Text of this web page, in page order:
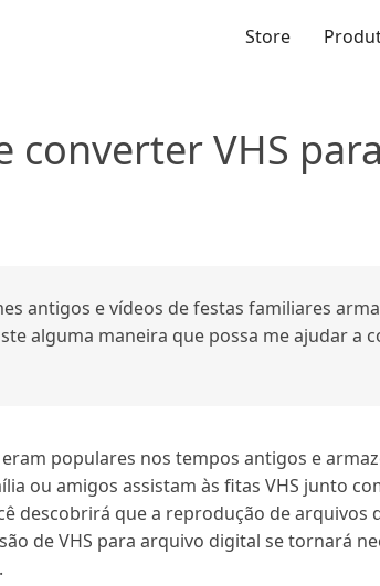
Store
converter VHS
antigos e vídeos de festas familiares
alguma maneira que possa me ajudar a
populares nos tempos antigos e
ou amigos assistam às fitas VHS junto
descobrirá que a reprodução de arquivos
de VHS para arquivo digital se tornará